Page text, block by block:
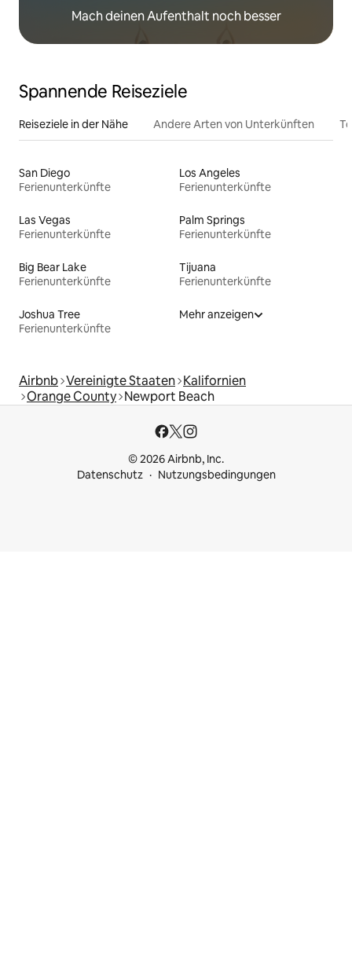
Mach deinen Aufenthalt noch besser
Spannende Reiseziele
Reiseziele in der Nähe Andere Arten von Unterkünften
San Diego
Ferienunterkünfte
Los Angeles
Ferienunterkünfte
Las Vegas
Ferienunterkünfte
Palm Springs
Ferienunterkünfte
Big Bear Lake
Ferienunterkünfte
Tijuana
Ferienunterkünfte
Joshua Tree
Ferienunterkünfte
Mehr anzeigen
Airbnb Vereinigte Staaten Kalifornien
Orange County Newport Beach
© 2026 Airbnb, Inc.
Datenschutz
Nutzungsbedingungen